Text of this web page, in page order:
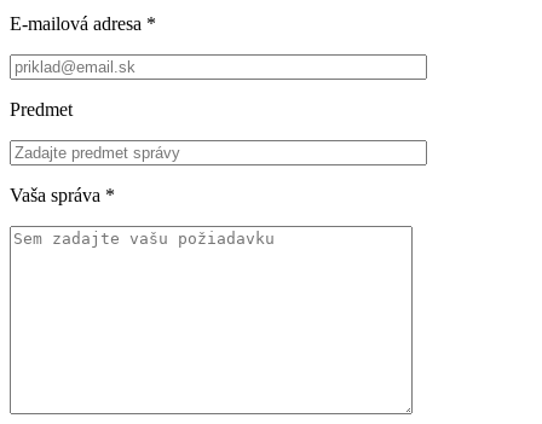
E-mailová adresa *
Predmet
Vaša správa *